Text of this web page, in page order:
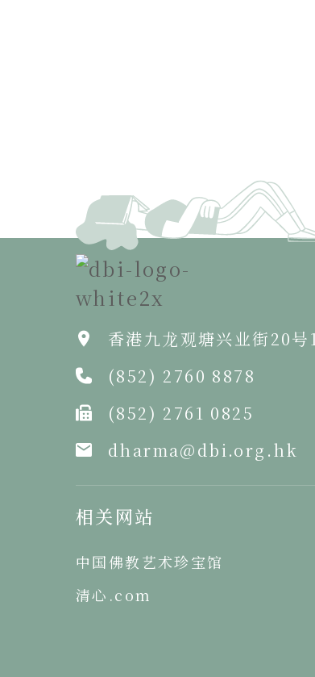
香港九龙观塘兴业街20号
(852) 2760 8878
(852) 2761 0825
dharma@dbi.org.hk
相关网站
中国佛教艺术珍宝馆
清心.com